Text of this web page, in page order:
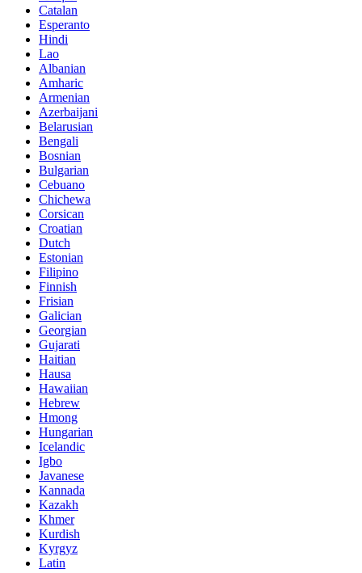
Catalan
Esperanto
Hindi
Lao
Albanian
Amharic
Armenian
Azerbaijani
Belarusian
Bengali
Bosnian
Bulgarian
Cebuano
Chichewa
Corsican
Croatian
Dutch
Estonian
Filipino
Finnish
Frisian
Galician
Georgian
Gujarati
Haitian
Hausa
Hawaiian
Hebrew
Hmong
Hungarian
Icelandic
Igbo
Javanese
Kannada
Kazakh
Khmer
Kurdish
Kyrgyz
Latin